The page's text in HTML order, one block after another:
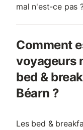
mal n'est-ce pas
Comment
voyageurs
bed &
Béarn ?
Les bed &